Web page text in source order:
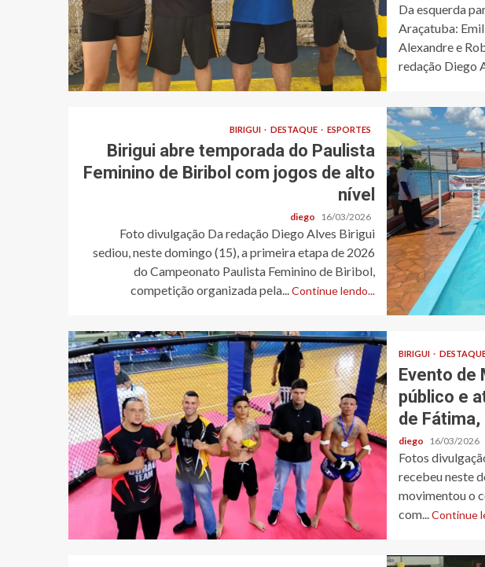
Da esquerda
Araçatuba:
Alexandre e
redação Diego
BIRIGUI DESTAQUE ESPORTES
Birigui abre temporada do Paulista
Feminino de Biribol com jogos de alto
nível
diego 16/03/2026
Foto divulgação Da redação Diego Alves Birigui
sediou, neste domingo (15), a primeira etapa de 2026
do Campeonato Paulista Feminino de Biribol,
competição organizada pela... Continue lendo...
BIRIGUI
Evento de
público e
de
diego 16/03/2026
Fotos
recebeu neste
movimentou o
com... Continue